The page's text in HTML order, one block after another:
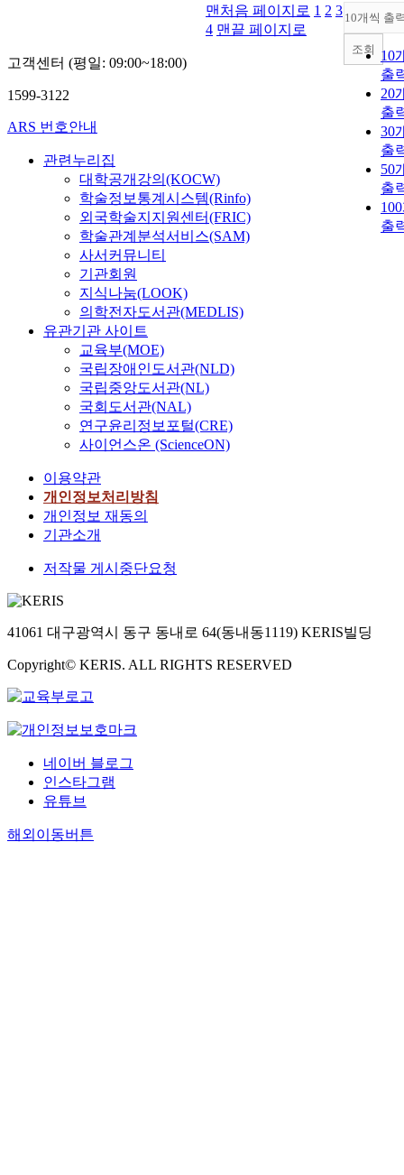
10개씩 출
10
출
20
출
30
출
50
출
출
조회
맨처음 페이지로 1 2 3
4 맨끝 페이지로
고객센터 (평일: 09:00~18:00)
1599-3122
ARS 번호안내
관련누리집
대학공개강의(KOCW)
학술정보통계시스템(Rinfo)
외국학술지지원센터(FRIC)
학술관계분석서비스(SAM)
사서커뮤니티
기관회원
지식나눔(LOOK)
의학전자도서관(MEDLIS)
유관기관 사이트
교육부(MOE)
국립장애인도서관(NLD)
국립중앙도서관(NL)
국회도서관(NAL)
연구윤리정보포털(CRE)
사이언스온 (ScienceON)
이용약관
개인정보처리방침
개인정보 재동의
기관소개
저작물 게시중단요청
41061 대구광역시 동구 동내로 64(동내동1119) KERIS빌딩
Copyright© KERIS. ALL RIGHTS RESERVED
네이버 블로그
인스타그램
유튜브
해외이동버튼